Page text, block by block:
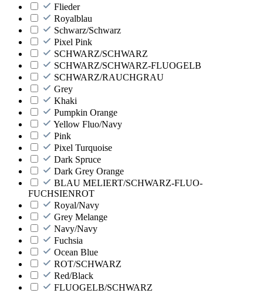
Flieder
Royalblau
Schwarz/Schwarz
Pixel Pink
SCHWARZ/SCHWARZ
SCHWARZ/SCHWARZ-FLUOGELB
SCHWARZ/RAUCHGRAU
Grey
Khaki
Pumpkin Orange
Yellow Fluo/Navy
Pink
Pixel Turquoise
Dark Spruce
Dark Grey Orange
BLAU MELIERT/SCHWARZ-FLUO-
FUCHSIENROT
Royal/Navy
Grey Melange
Navy/Navy
Fuchsia
Ocean Blue
ROT/SCHWARZ
Red/Black
FLUOGELB/SCHWARZ